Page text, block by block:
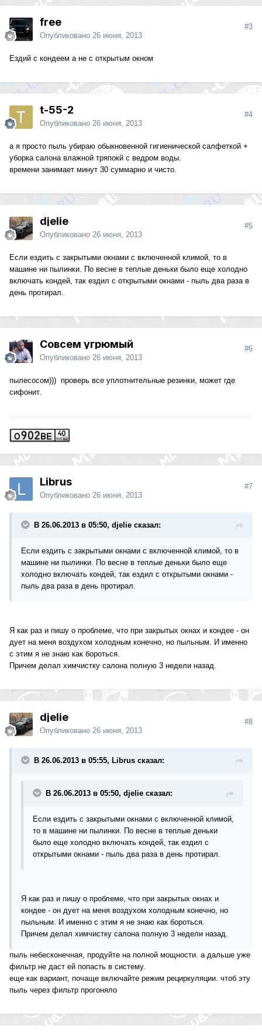
free
Опубликовано 26 июня, 2013
#3
Ездий с кондеем а не с открытым окном
t-55-2
Опубликовано 26 июня, 2013
#4
а я просто пыль убираю обыкновенной гигиенической салфеткой +
уборка салона влажной тряпокй с ведром воды.
времени занимает минут 30 суммарно и чисто.
djelie
Опубликовано 26 июня, 2013
#5
Если ездить с закрытыми окнами с включенной климой, то в
машине ни пылинки. По весне в теплые деньки было еще холодно
включать кондей, так ездил с открытыми окнами - пыль два раза в
день протирал.
Совсем угрюмый
Опубликовано 26 июня, 2013
#6
пылесосом))) проверь все уплотнительные резинки, может где
сифонит.
Librus
Опубликовано 26 июня, 2013
#7
В 26.06.2013 в 05:50, djelie сказал:
Если ездить с закрытыми окнами с включенной климой, то в
машине ни пылинки. По весне в теплые деньки было еще
холодно включать кондей, так ездил с открытыми окнами -
пыль два раза в день протирал.
Я как раз и пишу о проблеме, что при закрытых окнах и кондее - он
дует на меня воздухом холодным конечно, но пыльным. И именно
с этим я не знаю как бороться.
Причем делал химчистку салона полную 3 недели назад.
djelie
Опубликовано 26 июня, 2013
#8
В 26.06.2013 в 05:55, Librus сказал:
В 26.06.2013 в 05:50, djelie сказал:
Если ездить с закрытыми окнами с включенной климой,
то в машине ни пылинки. По весне в теплые деньки
было еще холодно включать кондей, так ездил с
открытыми окнами - пыль два раза в день протирал.
Я как раз и пишу о проблеме, что при закрытых окнах и
кондее - он дует на меня воздухом холодным конечно, но
пыльным. И именно с этим я не знаю как бороться.
Причем делал химчистку салона полную 3 недели назад.
пыль небесконечная, продуйте на полной мощности. а дальше уже
фильтр не даст ей попасть в систему.
еще как вариант, почаще включайте режим рециркуляции. чтоб эту
пыль через фильтр прогоняло